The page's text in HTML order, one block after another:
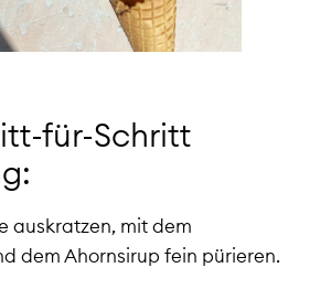
für-Schritt
auskratzen, mit dem
dem Ahornsirup fein pürieren.